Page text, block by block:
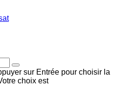
sur Entrée pour choisir la
choix est